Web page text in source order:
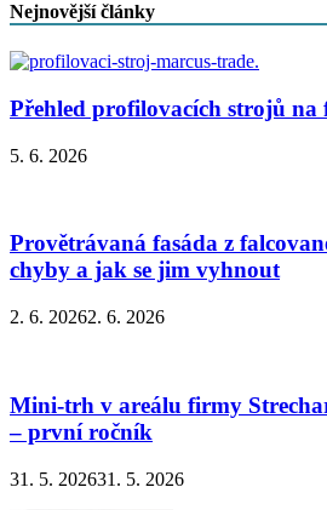
Nejnovější články
Přehled profilovacích strojů
5. 6. 2026
Provětrávaná fasáda z
chyby a jak se jim vyhnout
2. 6. 20262. 6. 2026
Mini-trh v areálu firmy
– první ročník
31. 5. 202631. 5. 2026